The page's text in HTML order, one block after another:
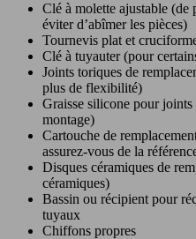
Clé à molette ajustable (de
éviter d’abîmer les pièces)
Tournevis plat et
Clé à tuyauter (pour
Joints toriques de
plus de flexibilité)
Graisse silicone pour joints
montage)
Cartouche de
assurez-vous de la
Disques céramiques de
céramiques)
Bassin ou récipient pour
tuyaux
Chiffons propres